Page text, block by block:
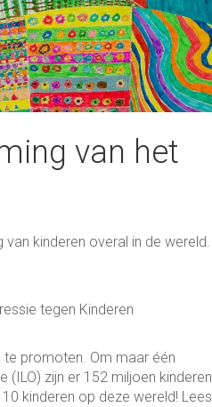
van het
kinderen overal in de wereld.
tegen Kinderen
te promoten. Om maar één
zijn er 152 miljoen kinderen
kinderen op deze wereld! Lees